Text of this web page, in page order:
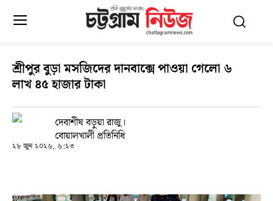
শ্রীপুর বুড়া মসজিদের দানবাক্সে পাওয়া গেলো ৬
লাখ ৪৫ হাজার টাকা
দেবাশীষ বড়ুয়া রাজু।
বোয়ালখালী প্রতিনিধি
২৮ জুন ২০২৬, ৬:২৩